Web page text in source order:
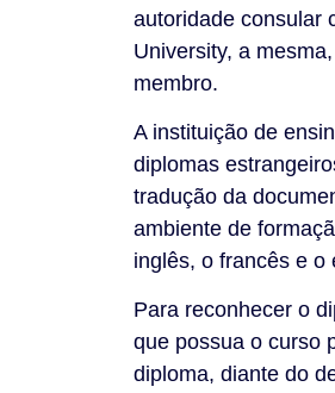
autoridade consular
University, a
membro.
A instituição de
diplomas
tradução da
ambiente de
inglês, o francês e o
Para reconhecer o
que possua o curso
diploma, diante do